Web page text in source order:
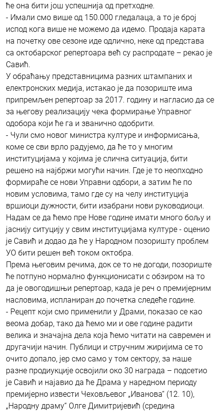
ће она бити још успешнија од претходне.
- Имали смо више од 150.000 гледалаца, а то је број
испод кога више не можемо да идемо. Продаја карата
на почетку ове сезоне иде одлично, неке од представа
са октобарског репертоара већ су распродате – рекао је
Савић.
У обраћању представницима разних штампаних и
електронских медија, истакао је да позориште има
припремљен репертоар за 2017. годину и нагласио да се
за његову реализацију чека формирање Управног
одобора који ће га и званично одобрити.
- Чули смо новог министра културе и информисања,
коме се сви врло радујемо, да ће то у многим
институцијама у којима је слична ситуација, бити
решено на најбржи могући начин. Где је то неопходно
формираће се нови Управни одбори, а затим ће по
новим условима, тамо где су на челу институција
вршиоци дужности, бити изабрани нови руководиоци.
Надам се да ћемо пре Нове године имати много бољу и
јаснију ситуцију у свим институцијама културе - оценио
је Савић и додао да ће у Народном позоришту проблем
УО бити решен већ током октобра.
Према његовим речима, док се то не догоди, позориште
ће потпуно нормално функционисати с обзиром на то
да је овогодишњи репертоар, када је реч о премијерним
насловима, испланиран до почетка следеће године.
- Рецепт који смо применили у Драми, показао се као
веома добар, тако да ћемо ми и ове године радити
велика и значајна дела која ћемо читати на савремен и
другачији начин. Публици и стручним жиријима се то
очито допало, јер смо само у том сектору, за наше
разне продиукције освојили око 30 награда – подсетио
је Савић и најавио да ће Драма у наредном периоду
премијерно извести Чеховљевог „Иванова“ (12. 10),
„Народну драму“ Олге Димитријевић (средина